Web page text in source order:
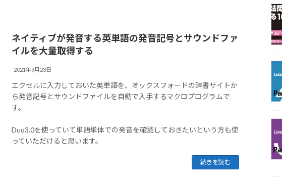
ネイティブが発音する英単語の発音記号とサウンドファ
イルを大量取得する
2021年9月23日
エクセルに入力しておいた英単語を、オックスフォードの辞書サイトか
ら発音記号とサウンドファイルを自動で入手するマクロプログラムで
す。
Duo3.0を使っていて単語単体での発音を確認しておきたいという方も使
っていただけると思います。
続きを読む